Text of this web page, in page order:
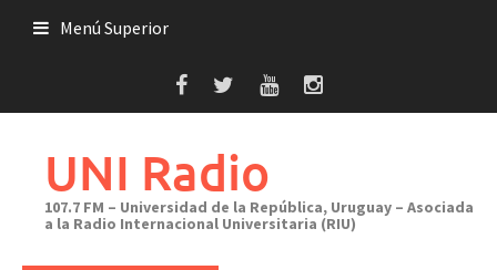
Menú Superior
UNI Radio
107.7 FM – Universidad de la República, Uruguay – Asociada
a la Radio Internacional Universitaria (RIU)